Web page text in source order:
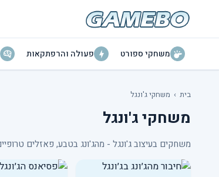
משחקי ספורט פעולה והרפתקאות
בית › משחקי ג'ונגל
משחקי ג'ונגל
משחקים בעיצוב ג'ונגל - מהג'ונג בטבע, פאזלים